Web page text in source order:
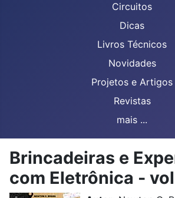
Circuitos
Dicas
Livros Técnicos
Novidades
Projetos e Artigos
Revistas
mais ...
Brincadeiras e
com Eletrônica -